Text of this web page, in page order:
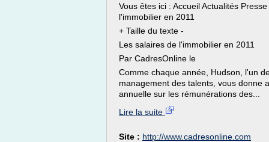
Vous êtes ici : Accueil Actualités
l'immobilier en 2011
+ Taille du texte -
Les salaires de l'immobilier en 2011
Par CadresOnline le
Comme chaque année, Hudson, l'un
management des talents, vous donne
annuelle sur les rémunérations des...
Lire la suite
Site : http://www.cadresonline.com